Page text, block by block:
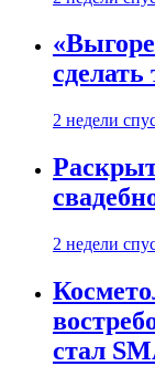
2 недели
2 недели
стал